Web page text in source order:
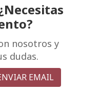
nosotros y
dudas.
EMAIL